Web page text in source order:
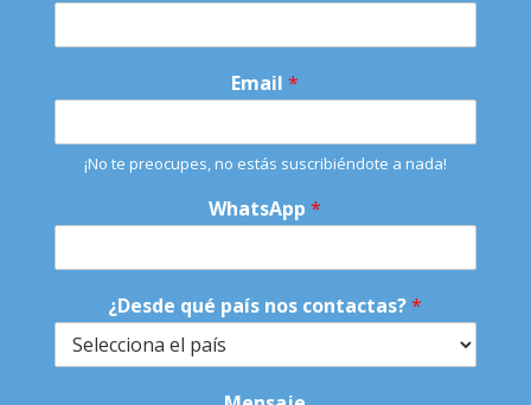
c
o
t
a
t
q
u
Email*
¡No te preocupes, no estás suscribiéndote a nada!
WhatsApp*
¿Desde qué país nos contactas?*